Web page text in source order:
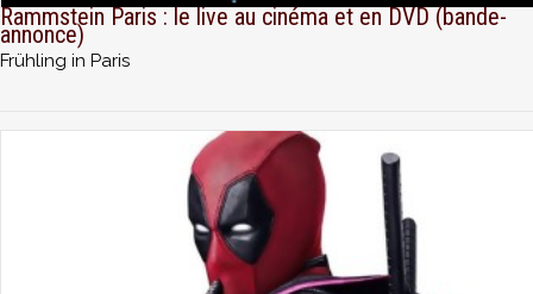
Rammstein Paris : le live au cinéma et en DVD (bande-
annonce)
Frühling in Paris